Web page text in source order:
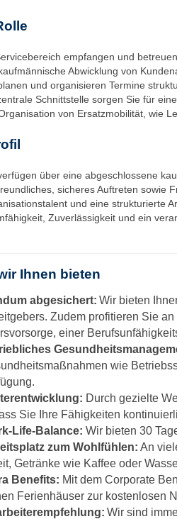
empfangen und
Abwicklung von
und organisieren Termine
Schnittstelle sorgen Sie für
von Ersatzmobilität, wie
über eine abgeschlossene
sicheres Auftreten sowie
und eine strukturierte
Zuverlässigkeit und ein
Ihnen bieten
abgesichert: Wir bieten
Zudem profitieren Sie
einer
wie
Durch gezielte
Sie Ihre Fähigkeiten
Life-Balance: Wir bieten 30
zum Wohlfühlen: An
Getränke wie Kaffee oder
Benefits: Mit dem Corporate
Ferienhäuser zur kostenlosen
Wir sind